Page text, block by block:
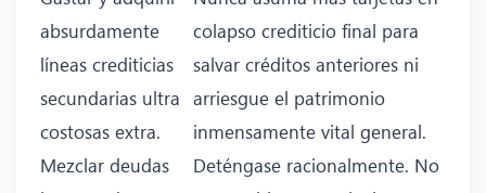
absurdamente
líneas crediticias
secundarias ultra
costosas extra.
colapso crediticio final para
salvar créditos anteriores ni
arriesgue el patrimonio
inmensamente vital general.
Mezclar deudas
Deténgase racionalmente. No